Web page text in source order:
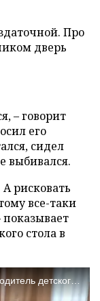
Про
дверь
– говорит
его
сидел
выбивался.
рисковать
все-таки
стола в